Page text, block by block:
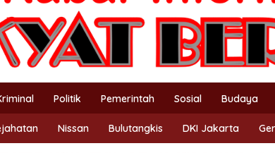
Politik Pemerintah Sosial Budaya
Nissan Bulutangkis DKI Jakarta